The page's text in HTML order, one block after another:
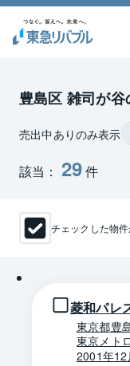
豊島区 雑司が
該当： 29件
売出中ありのみ表示
チェックした物
菱和パレ
東京都豊
東京メト
2001年12